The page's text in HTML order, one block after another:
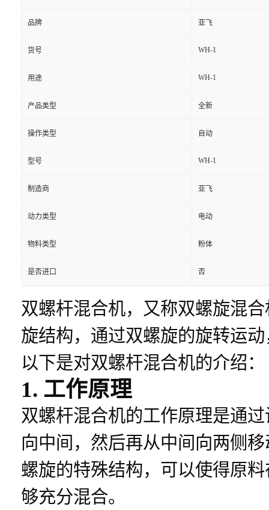
品牌 亚飞
货号 WH-1
用途 WH-1
产品类型 全新
操作类型 自动
型号 WH-1
制造商 亚飞
动力类型 电动
物料类型 粉体
是否进口 否
双螺杆混合机，又称双螺旋混
旋结构，通过双螺旋的旋转运
以下是对双螺杆混合机的介绍：
1. 工作原理
双螺杆混合机的工作原理是通
向中间，然后再从中间向两侧
螺旋的特殊结构，可以使得原
够充分混合。